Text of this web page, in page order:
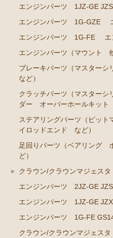
エンジンパーツ 1JZ-GE
エンジンパーツ 1G-GZE
エンジンパーツ 1G-FE
エンジンパーツ（マウント
ブレーキパーツ（マスター
など）
クラッチパーツ（マスター
ダー オーバーホールキット
ステアリングパーツ（ピッ
イロッドエンド など）
足回りパーツ（ベアリング
ど）
クラウン/クラウンマジェス
エンジンパーツ 2JZ-GE
エンジンパーツ 1JZ-GE
エンジンパーツ 1G-FE
クラウン/クラウンマジェス